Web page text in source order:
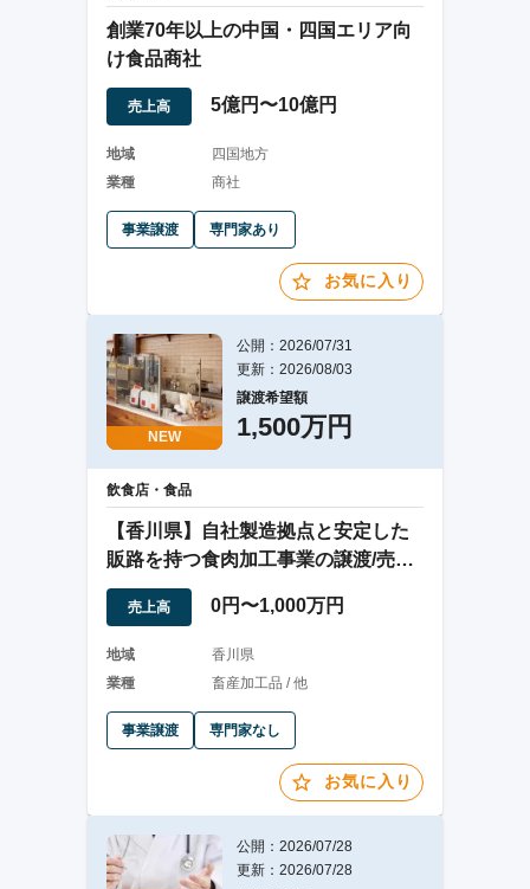
創業70年以上の中国・四国エリア向
け食品商社
売上高 5億円〜10億円
地域
四国地方
業種
商社
事業譲渡 専門家あり
お気に入り
NEW
公開：2026/07/31
更新：2026/08/03
譲渡希望額
1,500万円
飲食店・食品
【香川県】自社製造拠点と安定した
販路を持つ食肉加工事業の譲渡/売主
勤務継続希望
売上高 0円〜1,000万円
地域
香川県
業種
畜産加工品 / 他
事業譲渡 専門家なし
お気に入り
公開：2026/07/28
更新：2026/07/28